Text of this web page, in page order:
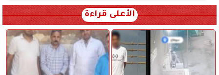
الأعلى قراءة